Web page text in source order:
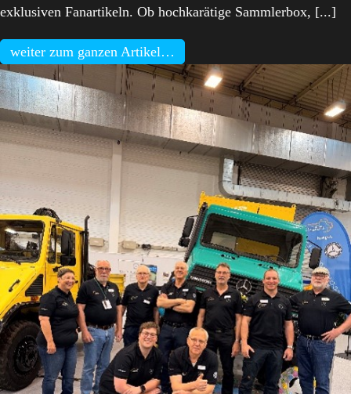
exklusiven Fanartikeln. Ob hochkarätige Sammlerbox, [...]
weiter zum ganzen Artikel…